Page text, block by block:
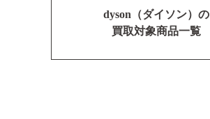
dyson（ダイソン）の
買取対象商品一覧